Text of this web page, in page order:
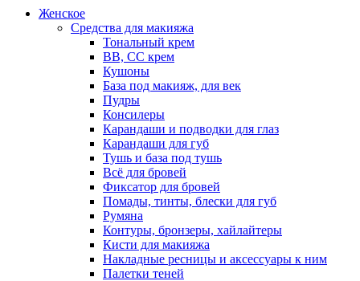
Женское
Средства для макияжа
Тональный крем
BB, CC крем
Кушоны
База под макияж, для век
Пудры
Консилеры
Карандаши и подводки для глаз
Карандаши для губ
Тушь и база под тушь
Всё для бровей
Фиксатор для бровей
Помады, тинты, блески для губ
Румяна
Контуры, бронзеры, хайлайтеры
Кисти для макияжа
Накладные ресницы и аксессуары к ним
Палетки теней